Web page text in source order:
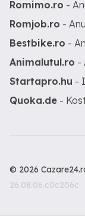
Romimo.ro -
Romjob.ro -
Bestbike.ro -
Animalutul.ro -
Startapro.hu -
Quoka.de -
© 2026
26.08.06.c0c206c